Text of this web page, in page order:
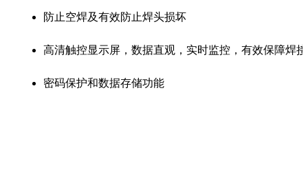
防止空焊及有效防止焊头损坏
高清触控显示屏，数据直观，实时监控，有效保障焊
密码保护和数据存储功能